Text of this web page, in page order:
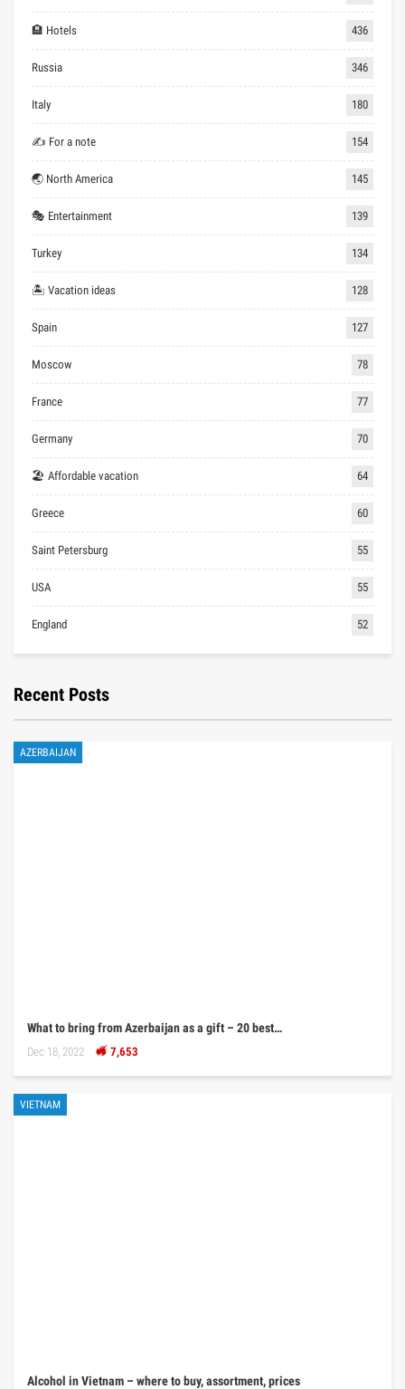
🏨 Hotels 436
Russia 346
Italy 180
✍ For a note 154
🌏 North America 145
🎭 Entertainment 139
Turkey 134
🏝 Vacation ideas 128
Spain 127
Moscow 78
France 77
Germany 70
🏖 Affordable vacation 64
Greece 60
Saint Petersburg 55
USA 55
England 52
Recent Posts
AZERBAIJAN
What to bring from Azerbaijan as a gift – 20 best…
Dec 18, 2022 7,653
VIETNAM
Alcohol in Vietnam – where to buy, assortment, prices